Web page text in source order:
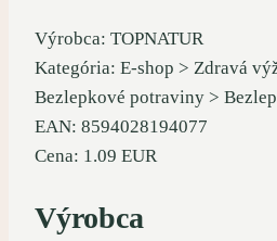
Výrobca: TOPNATUR
Kategória: E-shop > Zdravá
Bezlepkové potraviny >
EAN: 8594028194077
Cena: 1.09 EUR
Výrobca